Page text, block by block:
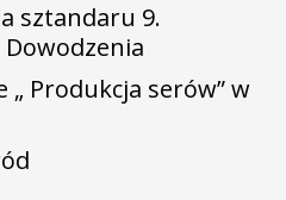
sztandaru 9.
Produkcja serów” w